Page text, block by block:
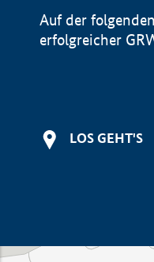
Auf der
erfolgreicher
LOS GEHT'S